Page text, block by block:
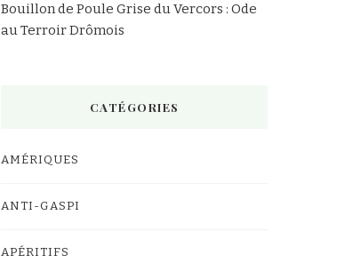
Bouillon de Poule Grise du Vercors : Ode
au Terroir Drômois
CATÉGORIES
AMÉRIQUES
ANTI-GASPI
APÉRITIFS